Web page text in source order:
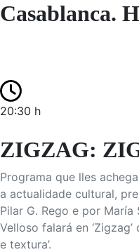
Casablanca.
20:30 h
ZIGZAG:
Programa que lles
a actualidade cultural,
Pilar G. Rego e por
Velloso falará en
e textura’.